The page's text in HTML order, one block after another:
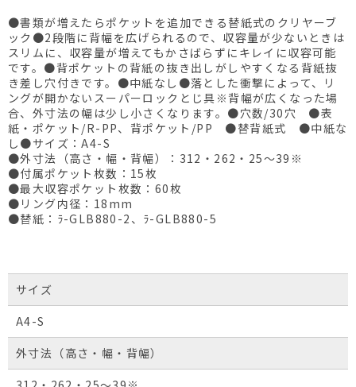
●書類が増えたらポケットを追加できる替紙式のクリヤーブ
ック●2段階に背幅を広げられるので、収容量が少ないときは
スリムに、収容量が増えてもかさばらずにキレイに収容可能
です。●背ポケットの背紙の抜き出しがしやすくなる背紙抜
き差し穴付きです。●中紙なし●落とした衝撃によって、リ
ングが開かないスーパーロックとじ具※背幅が広くなった場
合、外寸法の幅は少し小さくなります。●穴数/30穴 ●表
紙・ポケット/R-PP、背ポケット/PP ●替背紙式 ●中紙な
し●サイズ：A4-S
●外寸法（高さ・幅・背幅）：312・262・25～39※
●付属ポケット枚数：15枚
●最大収容ポケット枚数：60枚
●リング内径：18mm
●替紙：ﾗ-GLB880-2、ﾗ-GLB880-5
サイズ
A4-S
外寸法（高さ・幅・背幅）